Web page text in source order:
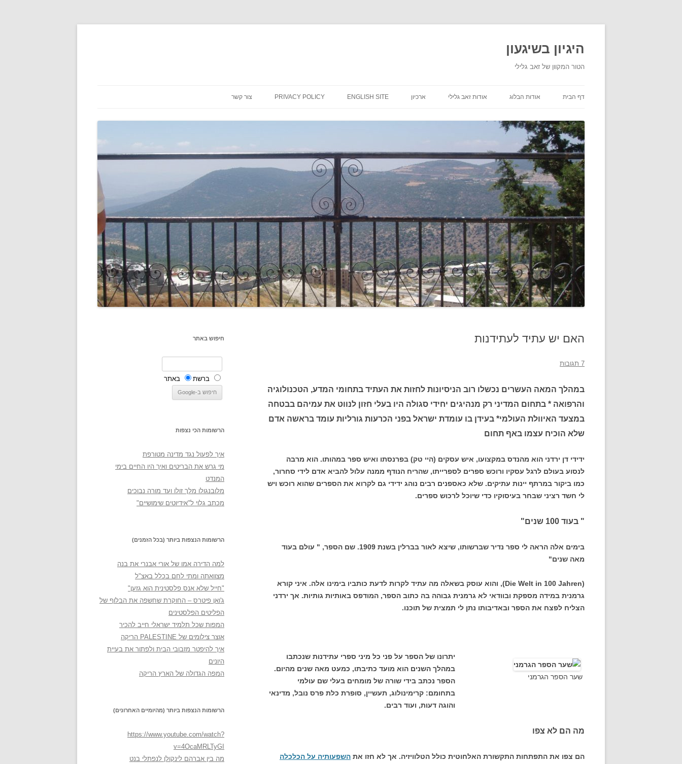
היגיון בשיגעון
הטור המקוון של זאב גלילי
דף הבית אודות הבלוג אודות זאב גלילי ארכיון ENGLISH SITE
PRIVACY POLICY צור קשר
האם יש עתיד לעתידנות
7 תגובות
במהלך המאה העשרים נכשלו רוב הניסיונות לחזות את העתיד בתחומי המדע, הטכנולוגיה
והרפואה * בתחום המדיני רק מנהיגים יחידי סגולה היו בעלי חזון לנווט את עמיהם בבטחה
במצעד האיוולת העולמי* בעידן בו עומדת ישראל בפני הכרעות גורליות עומד בראשה אדם
שלא הוכיח עצמו באף תחום
ידידי דן ירדני הוא מהנדס במקצועו, איש עסקים (היי טק) בפרנסתו ואיש ספר במהותו. הוא מרבה
לנסוע בעולם לרגל עסקיו ורוכש ספרים לספרייתו, שהריח הנודף ממנה עלול להביא אדם לידי סחרור,
כמו ביקור במרתף יינות עתיקים. שלא כאספנים רבים נוהג ידידי גם לקרוא את הספרים שהוא רוכש ויש
לי חשד רציני שבחר בעיסוקיו כדי שיוכל לרכוש ספרים.
" בעוד 100 שנים"
בימים אלה הראה לי ספר נדיר שברשותו, שיצא לאור בברלין בשנת 1909. שם הספר, " עולם בעוד
מאה שנים"
(Die Welt in 100 Jahren), והוא עוסק בשאלה מה עתיד לקרות לדעת כותביו בימינו אלה. איני קורא
גרמנית במידה מספקת ובוודאי לא גרמנית גבוהה בה כתוב הספר, המודפס באותיות גותיות. אך ירדני
הצליח לפצח את הספר ובאדיבותו נתן לי תמצית של תוכנו.
שער הספר הגרמני
יתרונו של הספר על פני כל מיני ספרי עתידנות שנכתבו
במהלך השנים הוא מועד כתיבתו, כמעט מאה שנים מהיום.
הספר נכתב בידי שורה של מומחים בעלי שם עולמי
בתחומם: קרימינולוג, תעשיין, סופרת כלת פרס נובל, מדינאי
והוגה דעות, ועוד רבים.
מה הם לא צפו
הם צפו את התפתחות התקשורת האלחוטית כולל הטלוויזיה. אך לא חזו את השפעותיה על הכלכלה
חיפוש באתר
ברשת באתר
הרשומות הכי נצפות
איך לפעול נגד מדינה מטורפת
מי גרש את הבריטים ואיך היו החיים בימי
המנדט
מלובנגולו מלך זולו ועד מורה נבוכים
מכתב גלוי ל"אידיוטים שימושיים"
הרשומות הנצפות ביותר (בכל הזמנים)
למה הדירה אמו של אורי אבנרי את בנה
מצוואתה ומתי לחם בכלל באצ"ל
"חייל שלא אנס פלסטינית הוא גזען"
ג'ואן פיטרס – החוקרת שחשפה את הבלוף של
הפליטים הפלסטינים
המפות שכל תלמיד ישראלי חייב להכיר
אוצר צילומים של PALESTINE הריקה
איך להיפטר מזבובי הבית ולפתור את בעיית
היונים
המפה הגדולה של הארץ הריקה
הרשומות הנצפות ביותר (מהיומיים האחרונים)
https://www.youtube.com/watch?
v=4OcaMRLTyGI
מה בין אברהם לינקולן לנפתלי בנט